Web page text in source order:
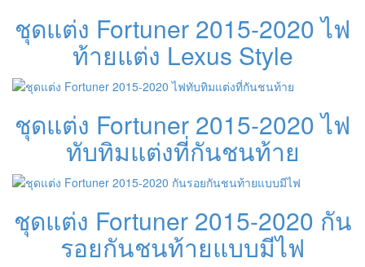
ชุดแต่ง Fortuner 2015-2020 ไฟ
ท้ายแต่ง Lexus Style
ชุดแต่ง Fortuner 2015-2020 ไฟ
ทับทิมแต่งที่กันชนท้าย
ชุดแต่ง Fortuner 2015-2020 กัน
รอยกันชนท้ายแบบมีไฟ